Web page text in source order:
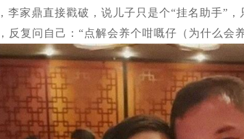
李家鼎直接戳破，说儿子只是个“挂名助手”
反复问自己：“点解会养个咁嘅仔（为什么会